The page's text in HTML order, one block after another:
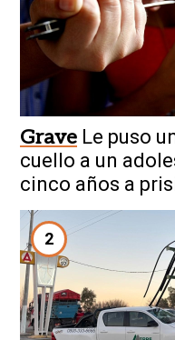
Grave Le puso
cuello a un
cinco años a
2